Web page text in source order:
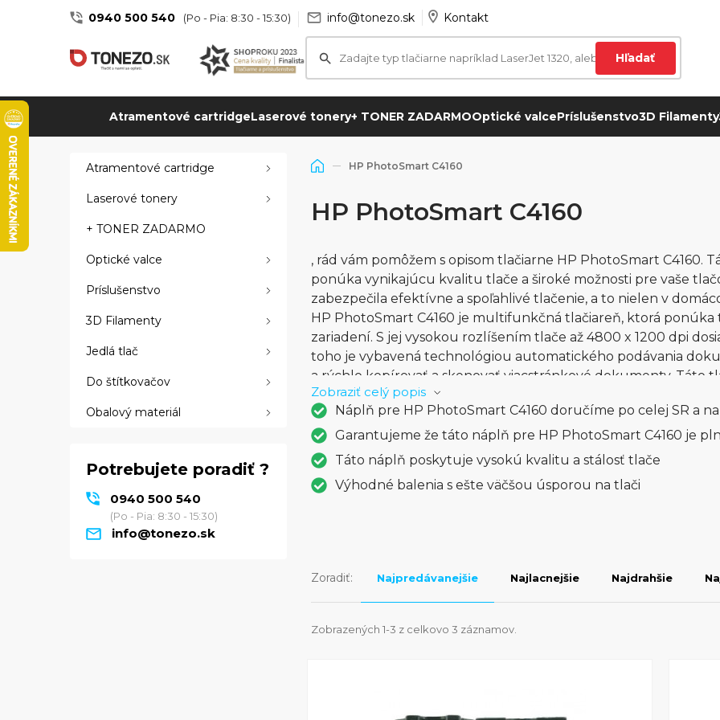
0940 500 540 (Po - Pia: 8:30 - 15:30) info@tonezo.sk Kontakt
Hľadať
Atramentové cartridgeLaserové tonery+ TONER ZADARMOOptické valcePríslušenstvo3D Filamenty
Atramentové cartridge
Laserové tonery
+ TONER ZADARMO
Optické valce
Príslušenstvo
3D Filamenty
Jedlá tlač
Do štítkovačov
Obalový materiál
Potrebujete poradiť ?
0940 500 540
(Po - Pia: 8:30 - 15:30)
info@tonezo.sk
HP PhotoSmart C4160
HP PhotoSmart C4160
, rád vám pomôžem s opisom tlačiarne HP PhotoSmart C4160.
ponúka vynikajúcu kvalitu tlače a široké možnosti pre vaše
zabezpečila efektívne a spoľahlivé tlačenie, a to nielen v
HP PhotoSmart C4160 je multifunkčná tlačiareň, ktorá
zariadení. S jej vysokou rozlíšením tlače až 4800 x 1200 dpi
toho je vybavená technológiou automatického podávania
a rýchlo kopírovať a skenovať viacstránkové dokumenty. Táto
ktoré vám uľahčia tlač. Môžete jednoducho tlačiť fotografie
pomocou zabudovanej čítačky kariet. Ďalšou výhodou je
priamo zo smartfónu alebo tabletu bez potreby pripojenia k
vybavená farebným LCD displejom, ktorý vám umožňuje
funkciách tlačiarne. Táto tlačiareň je tiež kompaktná a štýlová,
alebo kancelárie. Celkovo je tlačiareň HP PhotoSmart C4160
Zobraziť celý popis
Náplň pre HP PhotoSmart C4160 doručíme po celej SR a
Garantujeme že táto náplň pre HP PhotoSmart C4160 je
Táto náplň poskytuje vysokú kvalitu a stálosť tlače
Výhodné balenia s ešte väčšou úsporou na tlači
Zoradiť: Najpredávanejšie Najlacnejšie Najdrahšie
Zobrazených 1-3 z celkovo 3 záznamov.